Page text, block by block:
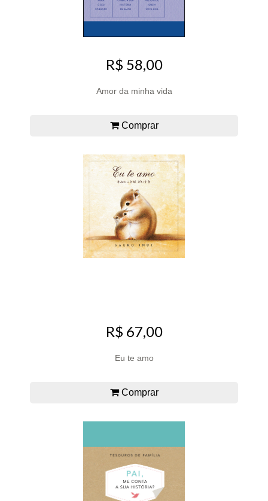
R$ 58,00
Amor da minha vida
Comprar
R$ 67,00
Eu te amo
Comprar